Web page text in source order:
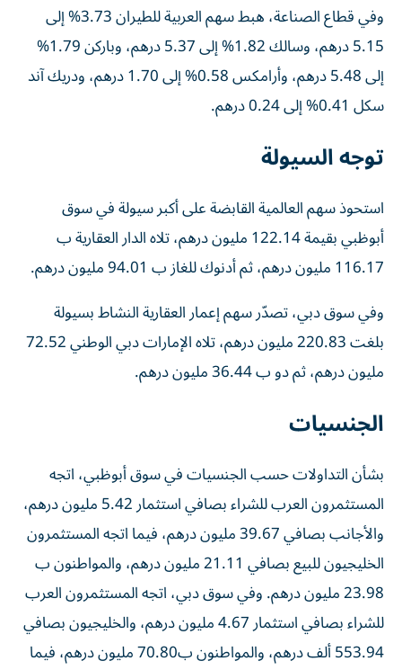
وفي قطاع الصناعة، هبط سهم العربية للطيران 3.73% إلى
5.15 درهم، وسالك 1.82% إلى 5.37 درهم، وباركن 1.79%
إلى 5.48 درهم، وأرامكس 0.58% إلى 1.70 درهم، ودريك آند
سكل 0.41% إلى 0.24 درهم.
توجه السيولة
استحوذ سهم العالمية القابضة على أكبر سيولة في سوق
أبوظبي بقيمة 122.14 مليون درهم، تلاه الدار العقارية ب
116.17 مليون درهم، ثم أدنوك للغاز ب 94.01 مليون درهم.
وفي سوق دبي، تصدّر سهم إعمار العقارية النشاط بسيولة
بلغت 220.83 مليون درهم، تلاه الإمارات دبي الوطني 72.52
مليون درهم، ثم دو ب 36.44 مليون درهم.
الجنسيات
بشأن التداولات حسب الجنسيات في سوق أبوظبي، اتجه
المستثمرون العرب للشراء بصافي استثمار 5.42 مليون درهم،
والأجانب بصافي 39.67 مليون درهم، فيما اتجه المستثمرون
الخليجيون للبيع بصافي 21.11 مليون درهم، والمواطنون ب
23.98 مليون درهم. وفي سوق دبي، اتجه المستثمرون العرب
للشراء بصافي استثمار 4.67 مليون درهم، والخليجيون بصافي
553.94 ألف درهم، والمواطنون ب70.80 مليون درهم، فيما